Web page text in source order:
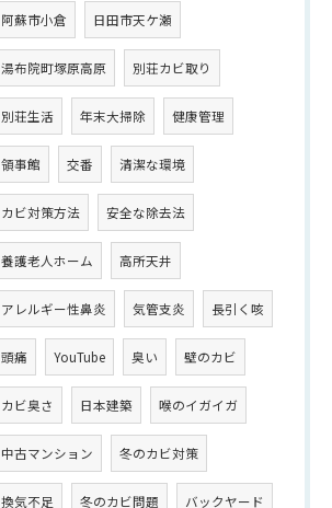
阿蘇市小倉 日田市天ケ瀬
湯布院町塚原高原 別荘カビ取り
別荘生活 年末大掃除 健康管理
領事館 交番 清潔な環境
カビ対策方法 安全な除去法
養護老人ホーム 高所天井
アレルギー性鼻炎 気管支炎 長引く咳
頭痛 YouTube 臭い 壁のカビ
カビ臭さ 日本建築 喉のイガイガ
中古マンション 冬のカビ対策
換気不足 冬のカビ問題 バックヤード